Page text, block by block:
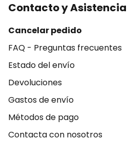
Contacto y Asistencia
Cancelar pedido
FAQ - Preguntas frecuentes
Estado del envío
Devoluciones
Gastos de envío
Métodos de pago
Contacta con nosotros